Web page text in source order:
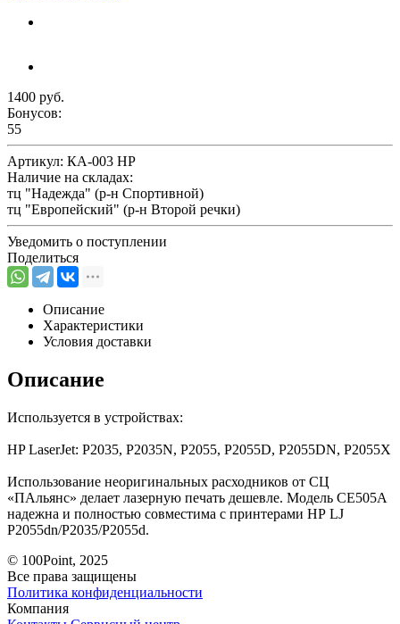
1400 руб.
Бонусов:
55
Артикул: КА-003 HP
Наличие на складах:
тц "Надежда" (р-н Спортивной)
тц "Европейский" (р-н Второй речки)
Уведомить о поступлении
Поделиться
Описание
Характеристики
Условия доставки
Описание
Используется в устройствах:
HP LaserJet: P2035, P2035N, P2055, P2055D, P2055DN, P2055X
Использование неоригинальных расходников от СЦ
«ПАльянс» делает лазерную печать дешевле. Модель СЕ505А
надежна и полностью совместима с принтерами НР LJ
P2055dn/P2035/P2055d.
© 100Point, 2025
Все права защищены
Политика конфиденциальности
Компания